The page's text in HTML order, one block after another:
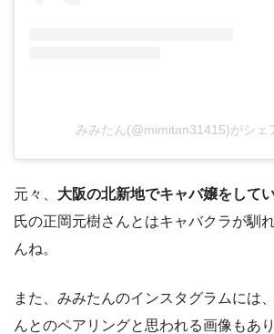
みみたん(@mimitan31415)がシェ
元々、 大阪の北新地でキャバ嬢をして
氏の正岡元樹さんとはキャバクラが馴
んね。
また、みみたんのインスタグラムには
んとのペアリングと思われる画像もあり